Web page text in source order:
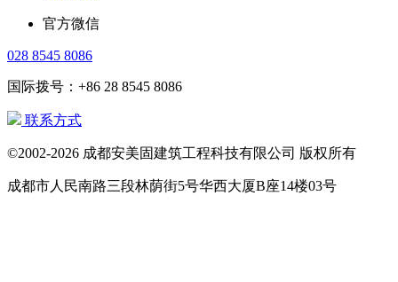
官方微信
028 8545 8086
国际拨号：+86 28 8545 8086
联系方式
©2002-2026 成都安美固建筑工程科技有限公司 版权所有
成都市人民南路三段林荫街5号华西大厦B座14楼03号